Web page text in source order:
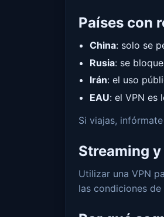
Países con
China: solo se
Rusia: se
Irán: el uso
EAU: el VPN es
Si viajas,
Streaming
Utilizar una VPN
las condiciones